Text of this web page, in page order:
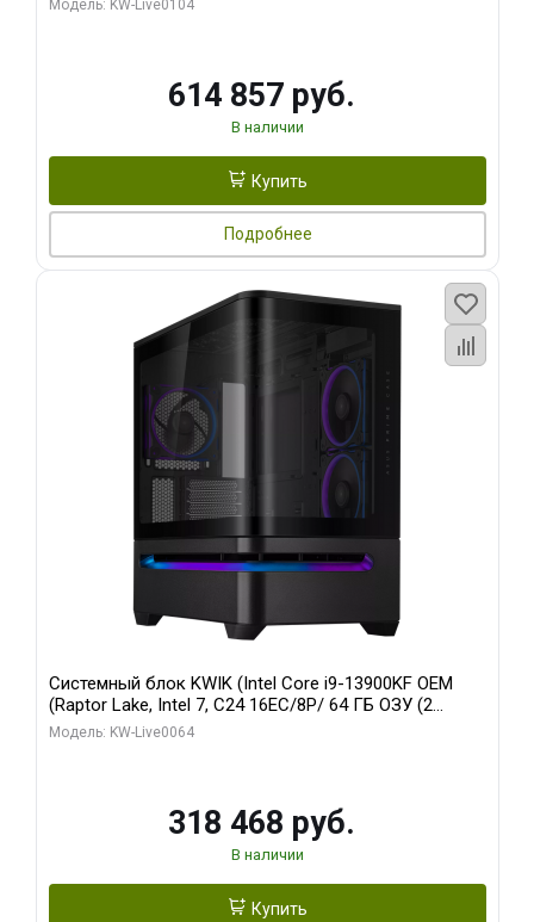
Модель: KW-Live0104
614 857 руб.
В наличии
Купить
Подробнее
Системный блок KWIK (Intel Core i9-13900KF OEM
(Raptor Lake, Intel 7, C24 16EC/8P/ 64 ГБ ОЗУ (2
модуля)/ ASUS RTX5080 PROART OC 16GB GDDR7
Модель: KW-Live0064
318 468 руб.
В наличии
Купить